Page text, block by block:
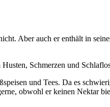
Aber auch er enthält in
Schmerzen und
und Tees. Da es
obwohl er keinen Nektar